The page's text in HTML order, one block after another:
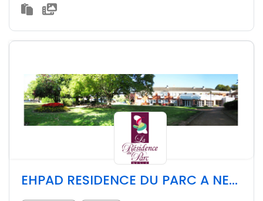
EHPAD RESIDENCE DU PARC A NESLE